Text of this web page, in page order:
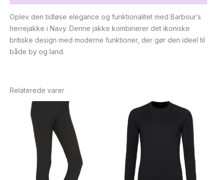
Oplev den tidløse elegance og funktionalitet med Barbour’s
herrejakke i Navy. Denne jakke kombinerer det ikoniske
britiske design med moderne funktioner, der gør den ideel til
både by og land.
Relaterede varer